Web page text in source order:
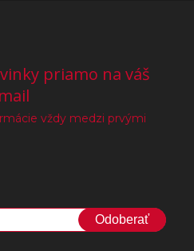
priamo na váš
vždy medzi prvými
Odoberať